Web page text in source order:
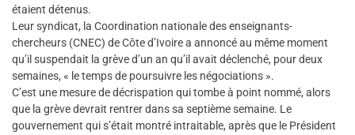
étaient détenus.
Leur syndicat, la Coordination nationale des enseignants-
chercheurs (CNEC) de Côte d’Ivoire a annoncé au même moment
qu’il suspendait la grève d’un an qu’il avait déclenché, pour deux
semaines, « le temps de poursuivre les négociations ».
C’est une mesure de décrispation qui tombe à point nommé, alors
que la grève devrait rentrer dans sa septième semaine. Le
gouvernement qui s’était montré intraitable, après que le Président